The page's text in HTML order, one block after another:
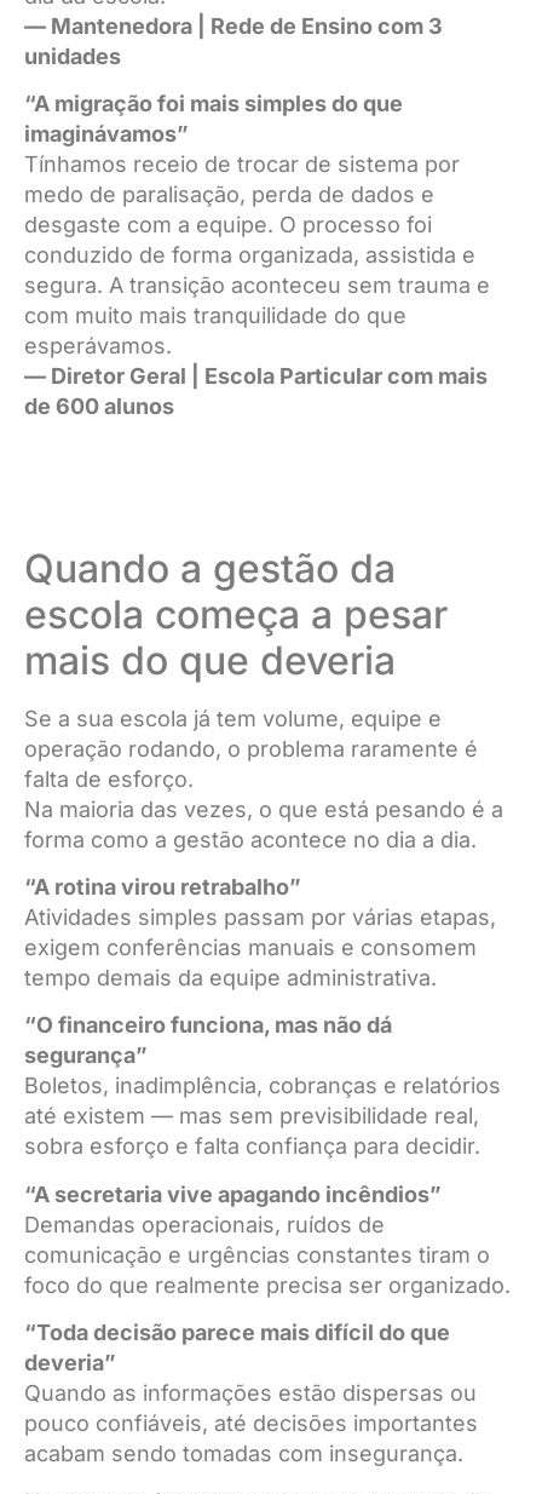
— Mantenedora | Rede de Ensino com 3
unidades
“A migração foi mais simples do que
imaginávamos”
Tínhamos receio de trocar de sistema por
medo de paralisação, perda de dados e
desgaste com a equipe. O processo foi
conduzido de forma organizada, assistida e
segura. A transição aconteceu sem trauma e
com muito mais tranquilidade do que
esperávamos.
— Diretor Geral | Escola Particular com mais
de 600 alunos
Quando a gestão da
escola começa a pesar
mais do que deveria
Se a sua escola já tem volume, equipe e
operação rodando, o problema raramente é
falta de esforço.
Na maioria das vezes, o que está pesando é a
forma como a gestão acontece no dia a dia.
“A rotina virou retrabalho”
Atividades simples passam por várias etapas,
exigem conferências manuais e consomem
tempo demais da equipe administrativa.
“O financeiro funciona, mas não dá
segurança”
Boletos, inadimplência, cobranças e relatórios
até existem — mas sem previsibilidade real,
sobra esforço e falta confiança para decidir.
“A secretaria vive apagando incêndios”
Demandas operacionais, ruídos de
comunicação e urgências constantes tiram o
foco do que realmente precisa ser organizado.
“Toda decisão parece mais difícil do que
deveria”
Quando as informações estão dispersas ou
pouco confiáveis, até decisões importantes
acabam sendo tomadas com insegurança.